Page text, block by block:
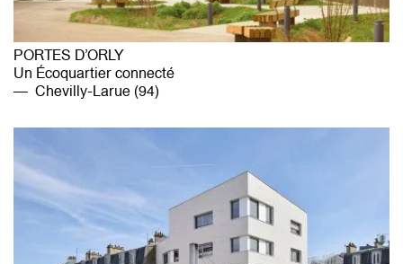
PORTES D’ORLY
Un Écoquartier connecté
Chevilly-Larue (94)